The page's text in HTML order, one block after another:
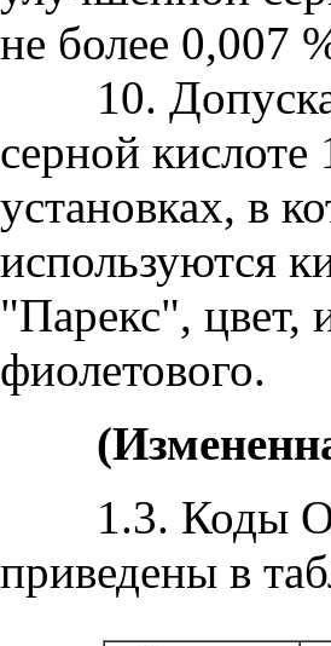
не более 0,007
10.
серной кислоте
установках, в
используются
"Парекс", цвет,
фиолетового.
1.3. Коды
приведены в